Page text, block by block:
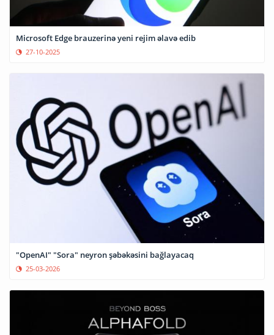
Microsoft Edge brauzerinə yeni rejim əlavə edib
27-10-2025
"OpenAI" "Sora" neyron şəbəkəsini bağlayacaq
25-03-2026